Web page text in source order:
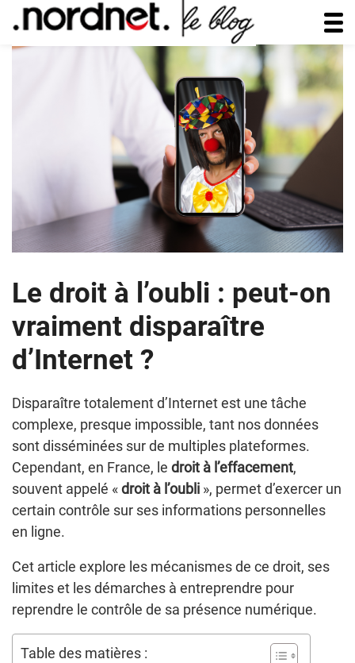
Le droit à l’oubli : peut-on
vraiment disparaître
d’Internet ?
Disparaître totalement d’Internet est une tâche
complexe, presque impossible, tant nos données
sont disséminées sur de multiples plateformes.
Cependant, en France, le droit à l’effacement,
souvent appelé «droit à l’oubli », permet d’exercer un
certain contrôle sur ses informations personnelles
en ligne.
Cet article explore les mécanismes de ce droit, ses
limites et les démarches à entreprendre pour
reprendre le contrôle de sa présence numérique.
Table des matières :